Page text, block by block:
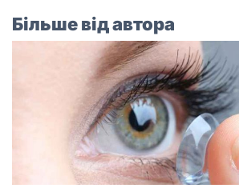
Більше від автора